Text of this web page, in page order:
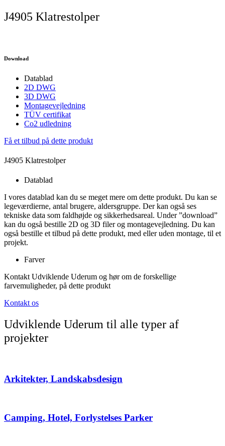
J4905 Klatrestolper
Download
Datablad
2D DWG
3D DWG
Montagevejledning
TÜV certifikat
Co2 udledning
Få et tilbud på dette produkt
J4905 Klatrestolper
Datablad
I vores datablad kan du se meget mere om dette produkt. Du kan se
legeværdierne, antal brugere, aldersgruppe. Der kan også ses
tekniske data som faldhøjde og sikkerhedsareal. Under ”download”
kan du også bestille 2D og 3D filer og montagevejledning. Du kan
også bestille et tilbud på dette produkt, med eller uden montage, til et
projekt.
Farver
Kontakt Udviklende Uderum og hør om de forskellige
farvemuligheder, på dette produkt
Kontakt os
Udviklende Uderum til alle typer af
projekter
Arkitekter, Landskabsdesign
Camping, Hotel, Forlystelses Parker